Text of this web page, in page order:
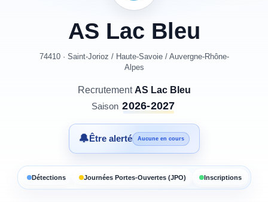
AS Lac Bleu
74410 · Saint-Jorioz / Haute-Savoie/ Auvergne-Rhône-
Alpes
RecrutementAS Lac Bleu
Saison 2026-2027
🔔Être alerté Aucune en cours
Détections Journées Portes-Ouvertes (JPO) Inscriptions